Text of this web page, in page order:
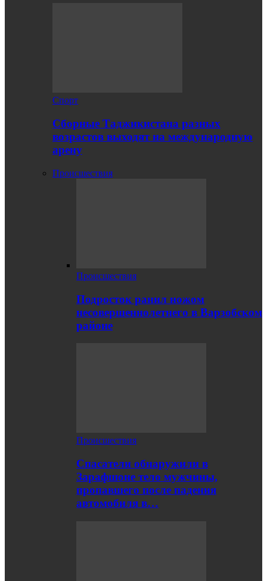
Спорт
Сборные Таджикистана разных
возрастов выходят на международную
арену
Происшествия
Происшествия
Подросток ранил ножом
несовершеннолетнего в Варзобском
районе
Происшествия
Спасатели обнаружили в
Зарафшоне тело мужчины,
пропавшего после падения
автомобиля в…